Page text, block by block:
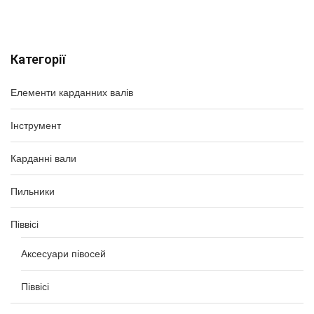
Категорії
Елементи карданних валів
Інструмент
Карданні вали
Пильники
Піввісі
Аксесуари півосей
Піввісі